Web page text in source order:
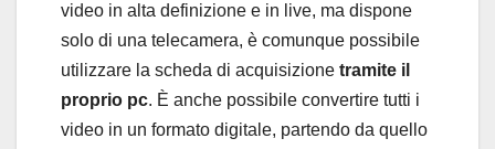
video in alta definizione e in live, ma dispone
solo di una telecamera, è comunque possibile
utilizzare la scheda di acquisizione tramite il
proprio pc. È anche possibile convertire tutti i
video in un formato digitale, partendo da quello